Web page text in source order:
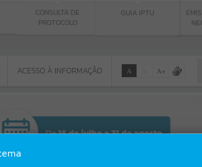
DE
GUIA IPTU
EMISSÃO CERTIDÃO
ACESSO À INFORMAÇÃO A A+